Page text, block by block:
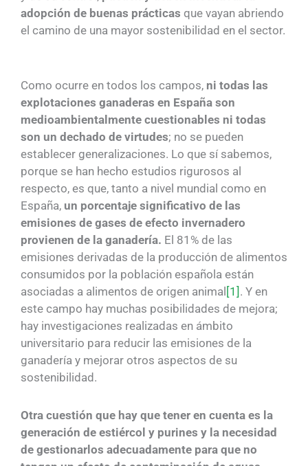
adopción de buenas prácticas que vayan abriendo
el camino de una mayor sostenibilidad en el sector.
Como ocurre en todos los campos, ni todas las
explotaciones ganaderas en España son
medioambientalmente cuestionables ni todas
son un dechado de virtudes; no se pueden
establecer generalizaciones. Lo que sí sabemos,
porque se han hecho estudios rigurosos al
respecto, es que, tanto a nivel mundial como en
España, un porcentaje significativo de las
emisiones de gases de efecto invernadero
provienen de la ganadería. El 81% de las
emisiones derivadas de la producción de alimentos
consumidos por la población española están
asociadas a alimentos de origen animal [1] . Y en
este campo hay muchas posibilidades de mejora;
hay investigaciones realizadas en ámbito
universitario para reducir las emisiones de la
ganadería y mejorar otros aspectos de su
sostenibilidad.
Otra cuestión que hay que tener en cuenta es la
generación de estiércol y purines y la necesidad
de gestionarlos adecuadamente para que no